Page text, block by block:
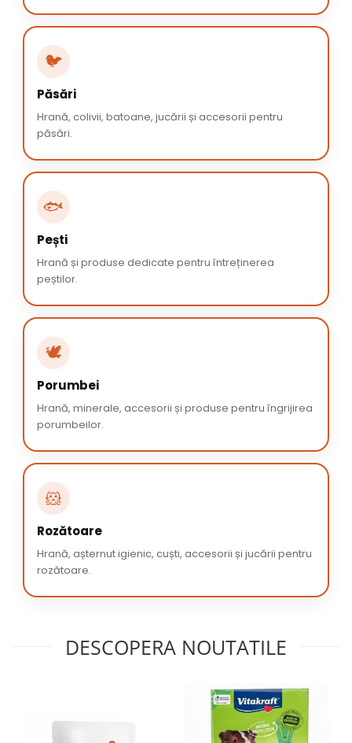
🐦
Păsări
Hrană, colivii, batoane, jucării și accesorii pentru
păsări.
🐟
Pești
Hrană și produse dedicate pentru întreținerea
peștilor.
🕊️
Porumbei
Hrană, minerale, accesorii și produse pentru îngrijirea
porumbeilor.
🐹
Rozătoare
Hrană, așternut igienic, cuști, accesorii și jucării pentru
rozătoare.
DESCOPERA NOUTATILE